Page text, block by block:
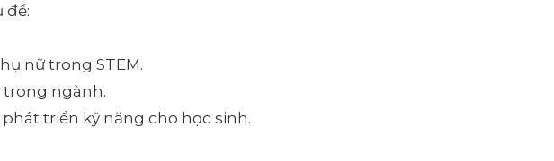
đề:
nữ trong STEM.
trong ngành.
triển kỹ năng cho học sinh.